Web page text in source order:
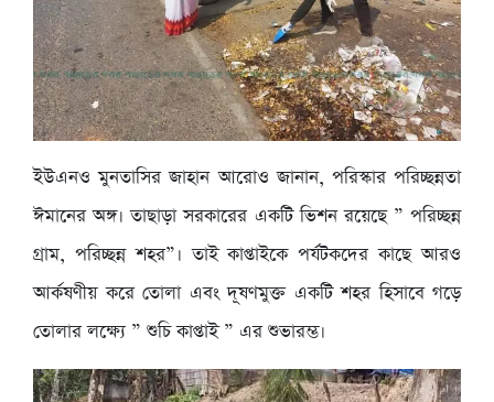
ইউএনও মুনতাসির জাহান আরোও জানান, পরিস্কার পরিচ্ছন্নতা
ঈমানের অঙ্গ। তাছাড়া সরকারের একটি ভিশন রয়েছে ” পরিচ্ছন্ন
গ্রাম, পরিচ্ছন্ন শহর”। তাই কাপ্তাইকে পর্যটকদের কাছে আরও
আর্কষণীয় করে তোলা এবং দূষণমুক্ত একটি শহর হিসাবে গড়ে
তোলার লক্ষ্যে ” শুচি কাপ্তাই ” এর শুভারম্ভ।